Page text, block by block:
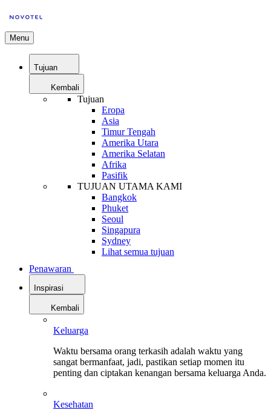
Menu
Tujuan
Kembali
Tujuan
Eropa
Asia
Timur Tengah
Amerika Utara
Amerika Selatan
Afrika
Pasifik
TUJUAN UTAMA KAMI
Bangkok
Phuket
Seoul
Singapura
Sydney
Lihat semua tujuan
Penawaran
Inspirasi
Kembali
Keluarga
Waktu bersama orang terkasih adalah waktu yang
sangat bermanfaat, jadi, pastikan setiap momen itu
penting dan ciptakan kenangan bersama keluarga Anda.
Kesehatan